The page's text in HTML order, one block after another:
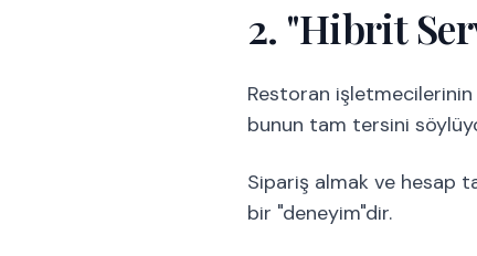
2. "Hibrit
Restoran
bunun tam tersini
Sipariş almak ve hesap
bir "deneyim"dir.